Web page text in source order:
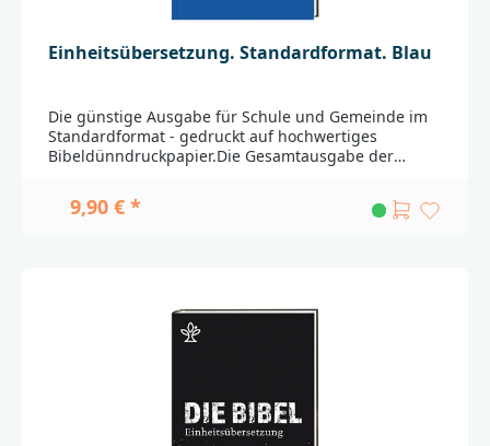
Einheitsübersetzung. Standardformat. Blau
Die günstige Ausgabe für Schule und Gemeinde im
Standardformat - gedruckt auf hochwertiges
Bibeldünndruckpapier.Die Gesamtausgabe der
durchgesehen und überarbeitet 2016.Genau: Eine
Übersetzung ganz nah am Grundtext, mit
moderne Sprache und klare Gliederungen,
Einleitungen zu jedem biblischen Buch und einen
Zwischenüberschriften, Anmerkungen,
Verweisstellen und einem Anhang mit Stichwort- und
9,90 € *